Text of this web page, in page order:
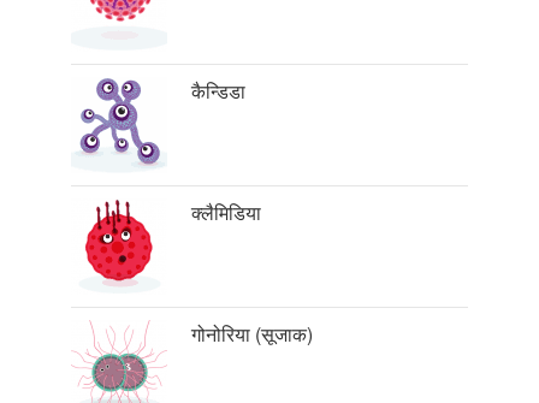
कैन्डिडा
क्लैमिडिया
गोनोरिया (सूजाक)